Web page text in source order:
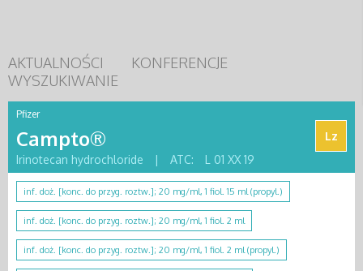
AKTUALNOŚCI
KONFERENCJE
WYSZUKIWANIE
Pfizer
Campto®
Lz
Irinotecan hydrochloride
| ATC: L 01 XX 19
inf. doż. [konc. do przyg. roztw.]; 20 mg/ml, 1 fiol. 15 ml (propyl.)
inf. doż. [konc. do przyg. roztw.]; 20 mg/ml, 1 fiol. 2 ml
inf. doż. [konc. do przyg. roztw.]; 20 mg/ml, 1 fiol. 2 ml (propyl.)